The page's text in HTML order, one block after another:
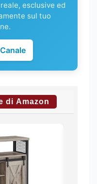
esclusive ed
sul tuo